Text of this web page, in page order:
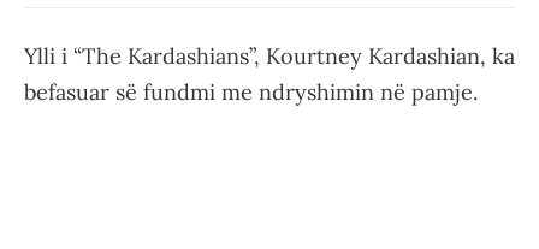
Ylli i “The Kardashians”, Kourtney Kardashian, ka
befasuar së fundmi me ndryshimin në pamje.